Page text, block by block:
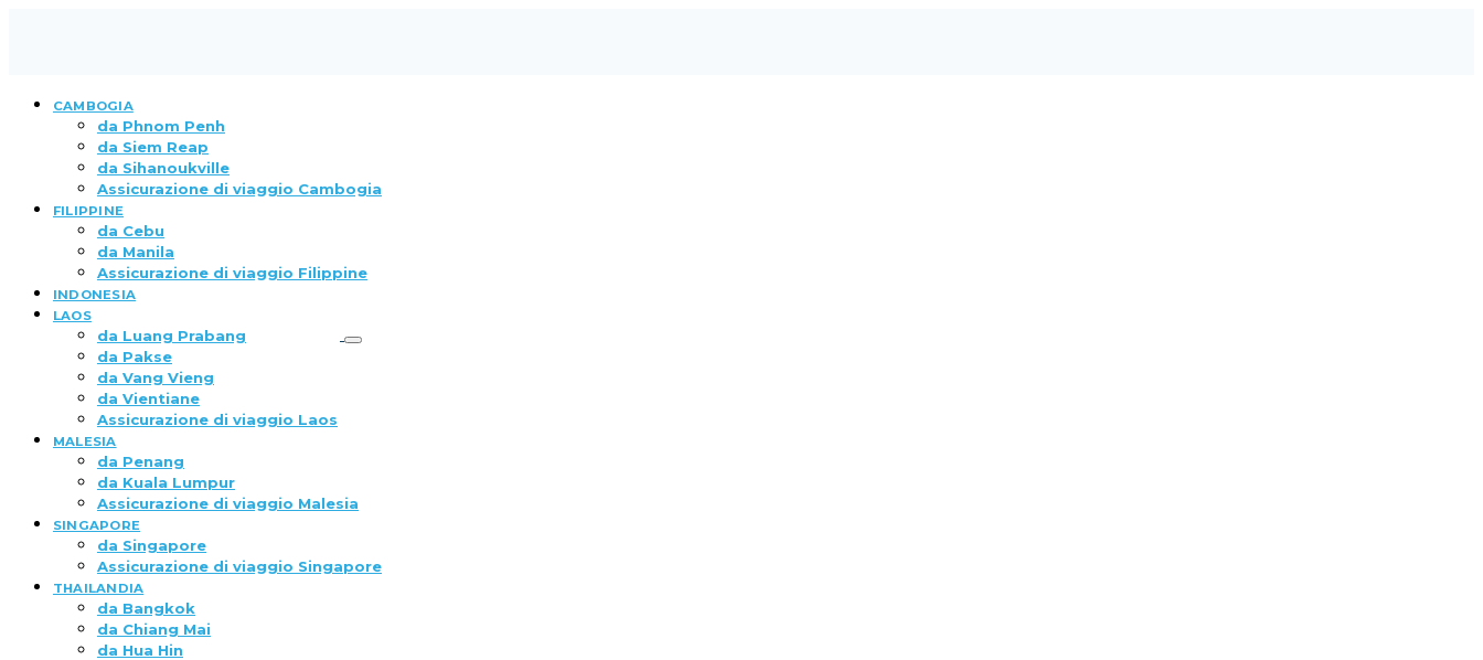
CAMBOGIA
da Phnom Penh
da Siem Reap
da Sihanoukville
Assicurazione di viaggio Cambogia
FILIPPINE
da Cebu
da Manila
Assicurazione di viaggio Filippine
INDONESIA
LAOS
da Luang Prabang
da Pakse
da Vang Vieng
da Vientiane
Assicurazione di viaggio Laos
MALESIA
da Penang
da Kuala Lumpur
Assicurazione di viaggio Malesia
SINGAPORE
da Singapore
Assicurazione di viaggio Singapore
THAILANDIA
da Bangkok
da Chiang Mai
da Hua Hin